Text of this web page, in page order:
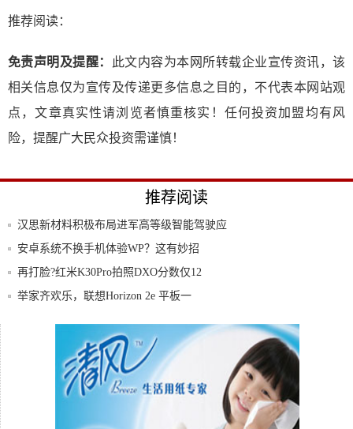
推荐阅读：
免责声明及提醒：
此文内容为本网所转载企业宣传资讯，该
相关信息仅为宣传及传递更多信息之目的，不代表本网站观
点，文章真实性请浏览者慎重核实！任何投资加盟均有风
险，提醒广大民众投资需谨慎！
推荐阅读
汉思新材料积极布局进军高等级智能驾驶应
用场景
安卓系统不换手机体验WP？这有妙招
再打脸?红米K30Pro拍照DXO分数仅12
举家齐欢乐，联想Horizon 2e 平板一
苹果中国官网推出Mac以旧换新活动